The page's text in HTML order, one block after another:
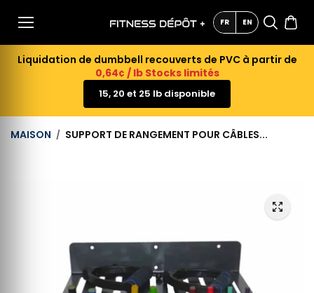
CONTE
NU FR EN
Liquidation de dumbbell recouverts de PVC à partir de
0,64¢ / lb Stocks limités
15, 20 et 25 lb disponible
MAISON SUPPORT DE RANGEMENT POUR CÂBLES...